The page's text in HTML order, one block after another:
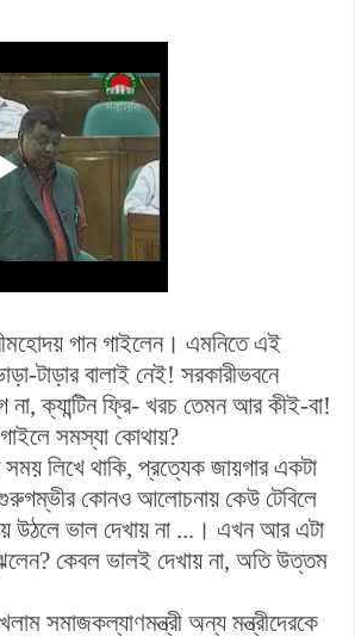
গান গাইলেন। এমনিতে এই
টাড়ার বালাই নেই! সরকারীভবনে
না, ক্যান্টিন ফ্রি- খরচ তেমন আর কীই-বা!
সমস্যা কোথায়?
লিখে থাকি, প্রত্যেক জায়গার একটা
কোনও আলোচনায় কেউ টেবিলে
উঠলে ভাল দেখায় না ...। এখন আর এটা
কেবল ভালই দেখায় না, অতি উত্তম
সমাজকল্যাণমন্ত্রী অন্য মন্ত্রীদেরকে